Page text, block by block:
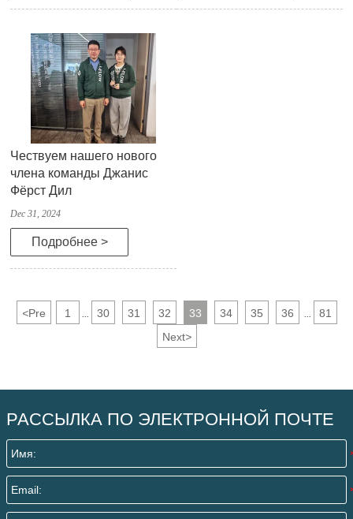
Чествуем нашего нового
члена команды Джанис
Фёрст Дил
Dec 31, 2024
Подробнее >
<Pre 1 30 31 32 33 34 35 36
81
Next>
РАССЫЛКА ПО ЭЛЕКТРОННОЙ ПОЧТЕ